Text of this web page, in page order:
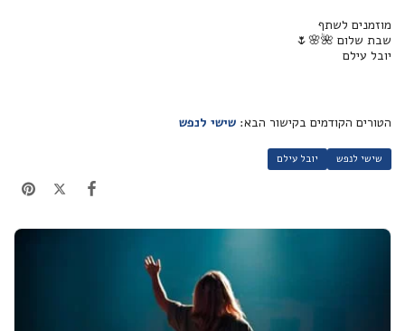
מוזמנים לשתף
שבת שלום 🌺🌸🌷
יובל עילם
הטורים הקודמים בקישור הבא: שישי לנפש
שישי לנפש יובל עילם